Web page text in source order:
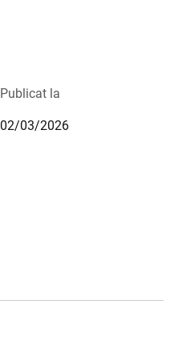
Publicat la
02/03/2026